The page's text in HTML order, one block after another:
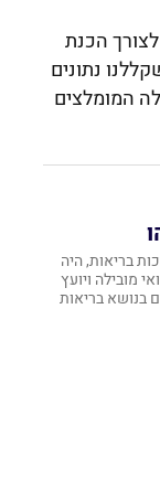
הכנת
נתונים
המומלצים
בריאות, היה
מובילה ויועץ
בנושא בריאות